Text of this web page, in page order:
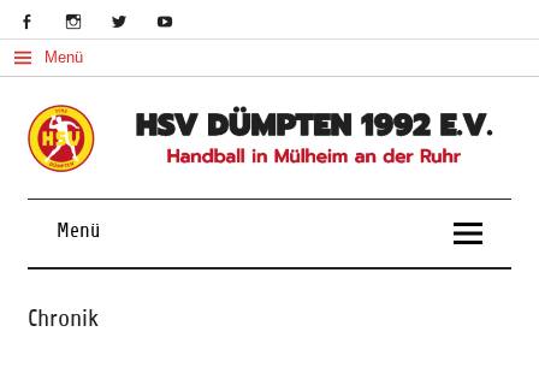
Menü
Handball in Mülheim an der Ruhr
Menü
Chronik